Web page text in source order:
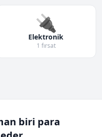
🔌
Elektronik
1 fırsat
biri para